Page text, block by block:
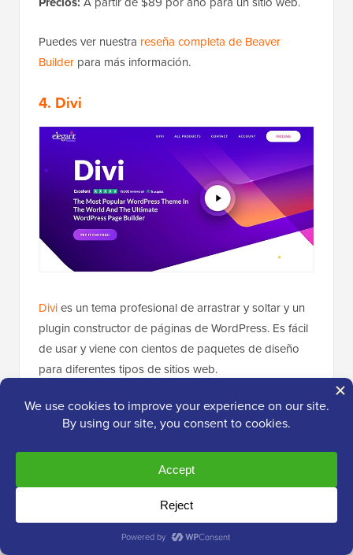
Puedes ver nuestra reseña completa de Beaver
Builder para más información.
4. Divi
Divies un tema profesional de arrastrar y soltar y un
plugin constructor de páginas de WordPress. Es fácil
de usar y viene con cientos de paquetes de diseño
para diferentes tipos de sitios web.
Similar a SeedProd y Beaver Builder, el Divi Builder
viene con un editor visualWYSIWYG(lo que ves es lo
que obtienes) real con funcionalidad de arrastrar y
Puedes hacer clic directamente en tu página y
comenzar a editar en tiempo real con una vista previa